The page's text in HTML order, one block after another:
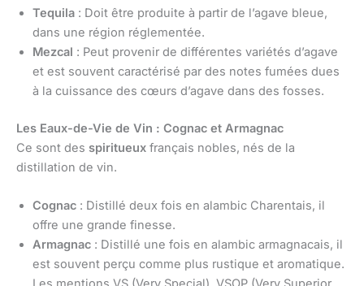
Tequila : Doit être produite à partir de l’agave bleue,
dans une région réglementée.
Mezcal : Peut provenir de différentes variétés d’agave
et est souvent caractérisé par des notes fumées dues
à la cuissance des cœurs d’agave dans des fosses.
Les Eaux-de-Vie de Vin : Cognac et Armagnac
Ce sont des spiritueux français nobles, nés de la
distillation de vin.
Cognac : Distillé deux fois en alambic Charentais, il
offre une grande finesse.
Armagnac : Distillé une fois en alambic armagnacais, il
est souvent perçu comme plus rustique et aromatique.